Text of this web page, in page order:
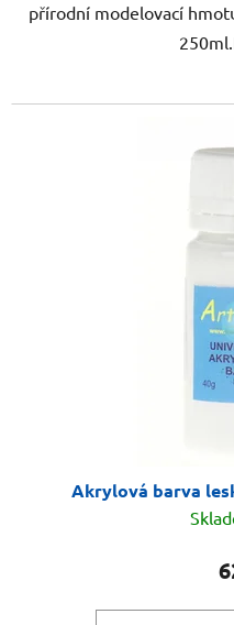
přírodní modelovací
Akrylová barva